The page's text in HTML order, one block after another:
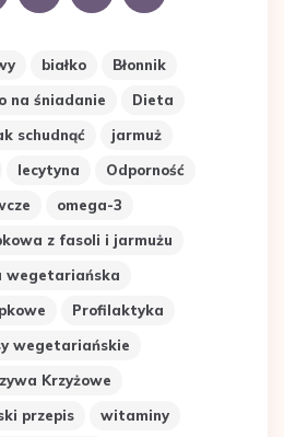
białko
Błonnik
na śniadanie
Dieta
schudnąć
jarmuż
lecytyna
Odporność
omega-3
z fasoli i jarmużu
wegetariańska
Profilaktyka
wegetariańskie
Krzyżowe
przepis
witaminy